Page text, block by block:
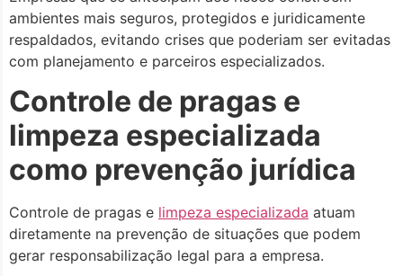
ambientes mais seguros, protegidos e juridicamente
respaldados, evitando crises que poderiam ser evitadas
com planejamento e parceiros especializados.
Controle de pragas e
limpeza especializada
como prevenção jurídica
Controle de pragas e limpeza especializada atuam
diretamente na prevenção de situações que podem
gerar responsabilização legal para a empresa.